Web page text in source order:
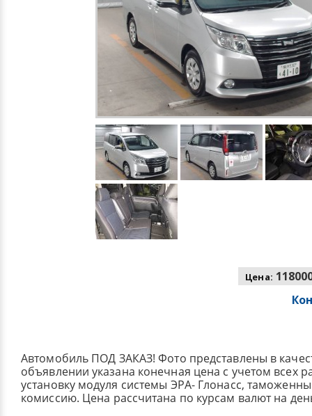
Цена:
Автомобиль ПОД ЗАКАЗ! Фото представлены в
объявлении указана конечная цена с учетом всех
установку модуля системы ЭРА- Глонасс,
комиссию. Цена рассчитана по курсам валют на